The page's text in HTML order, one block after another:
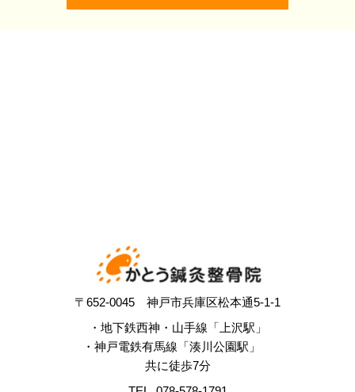
〒652-0045 神戸市兵庫区松本通5-1-1
・地下鉄西神・山手線「上沢駅」
・神戸電鉄有馬線「湊川公園駅」
共に徒歩7分